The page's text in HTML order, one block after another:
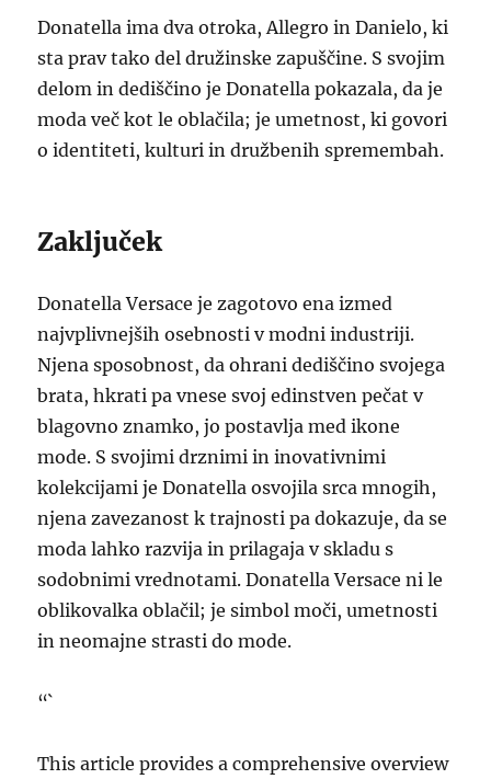
Donatella ima dva otroka, Allegro in Danielo, ki
sta prav tako del družinske zapuščine. S svojim
delom in dediščino je Donatella pokazala, da je
moda več kot le oblačila; je umetnost, ki govori
o identiteti, kulturi in družbenih spremembah.
Zaključek
Donatella Versace je zagotovo ena izmed
najvplivnejših osebnosti v modni industriji.
Njena sposobnost, da ohrani dediščino svojega
brata, hkrati pa vnese svoj edinstven pečat v
blagovno znamko, jo postavlja med ikone
mode. S svojimi drznimi in inovativnimi
kolekcijami je Donatella osvojila srca mnogih,
njena zavezanost k trajnosti pa dokazuje, da se
moda lahko razvija in prilagaja v skladu s
sodobnimi vrednotami. Donatella Versace ni le
oblikovalka oblačil; je simbol moči, umetnosti
in neomajne strasti do mode.
“`
This article provides a comprehensive overview